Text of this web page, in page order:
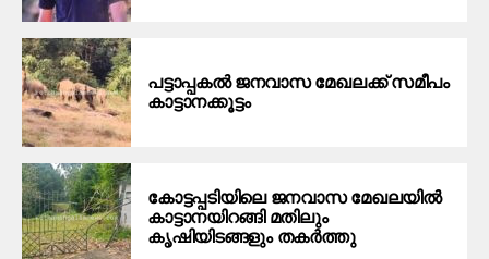
പട്ടാപ്പകൽ ജനവാസ മേഖലക്ക് സമീപം
കാട്ടാനക്കൂട്ടം
കോട്ടപ്പടിയിലെ ജനവാസ മേഖലയിൽ
കാട്ടാനയിറങ്ങി മതിലും
കൃഷിയിടങ്ങളും തകർത്തു